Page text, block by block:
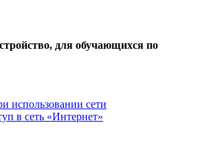
для обучающихся по
использовании сети
в сеть «Интернет»